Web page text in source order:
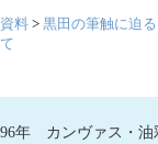
料 > 黒田の筆触に迫
年 カンヴァス・油